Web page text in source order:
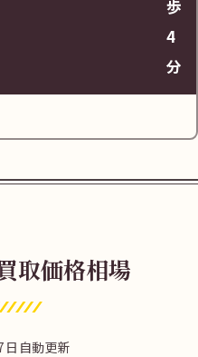
歩
4
分
取価格相場
自動更新